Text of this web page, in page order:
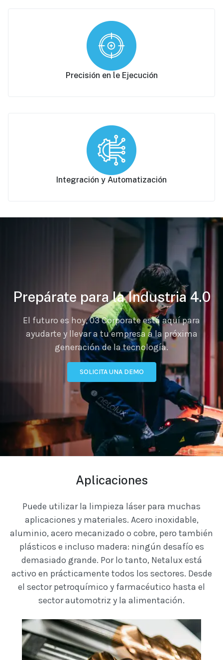
Precisión en le Ejecución
Integración y Automatización
Prepárate para la Industria 4.0
El futuro es hoy, 03 Corporate está aquí para
ayudarte y llevar a tu empresa a la próxima
generación de la tecnología.
SOLICITA UNA DEMO
Aplicaciones
Puede utilizar la limpieza láser para muchas
aplicaciones y materiales. Acero inoxidable,
aluminio, acero mecanizado o cobre, pero también
plásticos e incluso madera: ningún desafío es
demasiado grande. Por lo tanto, Netalux está
activo en prácticamente todos los sectores. Desde
el sector petroquímico y farmacéutico hasta el
sector automotriz y la alimentación.